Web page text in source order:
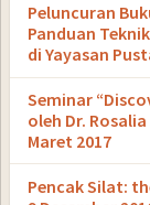
Peluncuran
Panduan
di Yayasan
Seminar
oleh Dr.
Maret 2017
Pencak Silat: